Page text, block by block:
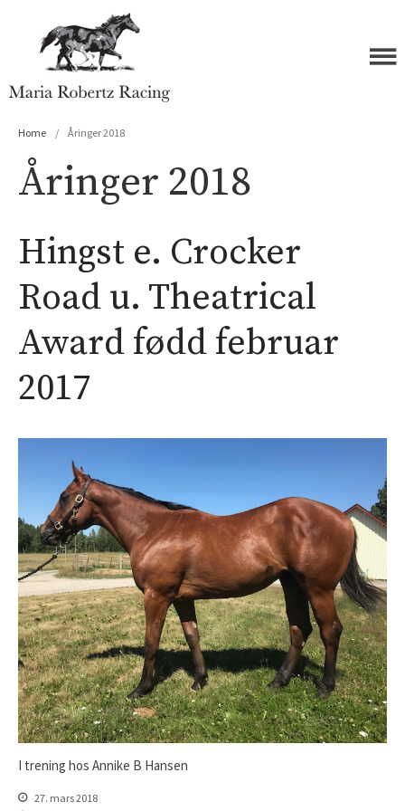
Hester
Åringer 2025
Åringer 2024
Åringer 2023
Åringer 2021
Åringer 2015
Føll 2026
Føll 2025
Føll 2024
Føll 2023
Føll 2022
Føll 2021
Føll 2020
Føll 2019
Føll 2018
Home / Åringer 2018
Åringer 2018
Hingst e. Crocker
Road u. Theatrical
Award fødd februar
2017
I trening hos Annike B Hansen
27. mars 2018